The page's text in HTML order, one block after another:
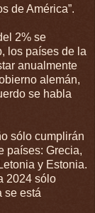
de América”.
2% se
los países de la
anualmente
alemán,
se habla
sólo cumplirán
países: Grecia,
y Estonia.
2024 sólo
se está